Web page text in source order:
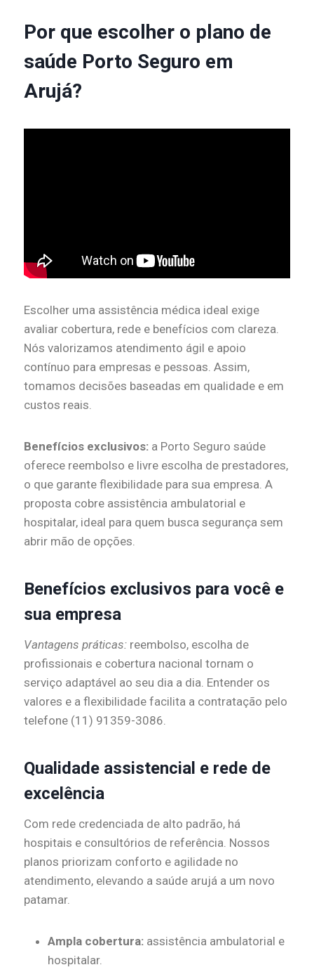
Por que escolher o plano de
saúde Porto Seguro em
Arujá?
Escolher uma assistência médica ideal exige
avaliar cobertura, rede e benefícios com clareza.
Nós valorizamos atendimento ágil e apoio
contínuo para empresas e pessoas. Assim,
tomamos decisões baseadas em qualidade e em
custos reais.
Benefícios exclusivos: a Porto Seguro saúde
oferece reembolso e livre escolha de prestadores,
o que garante flexibilidade para sua empresa. A
proposta cobre assistência ambulatorial e
hospitalar, ideal para quem busca segurança sem
abrir mão de opções.
Benefícios exclusivos para você e
sua empresa
Vantagens práticas: reembolso, escolha de
profissionais e cobertura nacional tornam o
serviço adaptável ao seu dia a dia. Entender os
valores e a flexibilidade facilita a contratação pelo
telefone (11) 91359-3086.
Qualidade assistencial e rede de
excelência
Com rede credenciada de alto padrão, há
hospitais e consultórios de referência. Nossos
planos priorizam conforto e agilidade no
atendimento, elevando a saúde arujá a um novo
patamar.
Ampla cobertura: assistência ambulatorial e
hospitalar.